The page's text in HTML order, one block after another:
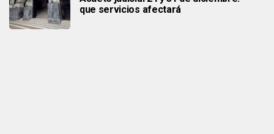
que servicios afectará